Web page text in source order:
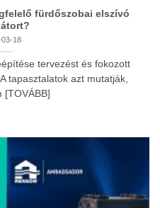
fürdőszobai elszívó
18
tervezést és fokozott
tapasztalatok azt mutatják,
[TOVÁBB]